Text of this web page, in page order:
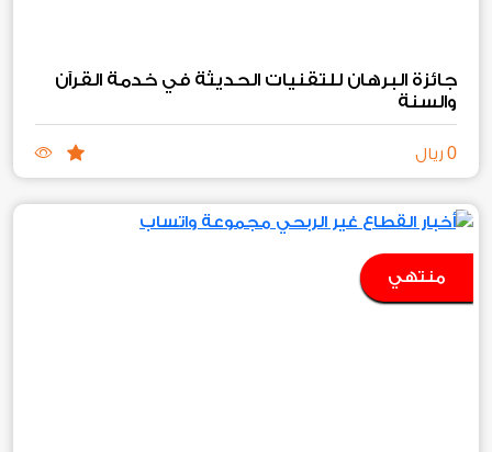
جائزة البرهان للتقنيات الحديثة في خدمة القرآن
والسنة
0 ريال
منتهي